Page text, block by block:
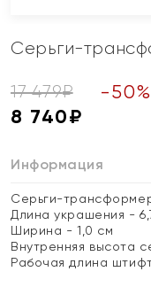
Серьги-
17 479₽ -50%
8 740₽
Информация
Серьги-
Длина украшения -
Ширина - 1,0 см
Внутренняя высота
Рабочая длина